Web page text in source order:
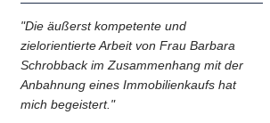
"Die äußerst kompetente und
zielorientierte Arbeit von Frau Barbara
Schrobback im Zusammenhang mit der
Anbahnung eines Immobilienkaufs hat
mich begeistert."